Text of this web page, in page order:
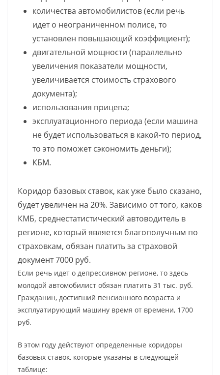
количества автомобилистов (если речь
идет о неограниченном полисе, то
установлен повышающий коэффициент);
двигательной мощности (параллельно
увеличения показатели мощности,
увеличивается стоимость страхового
документа);
использования прицепа;
эксплуатационного периода (если машина
не будет использоваться в какой-то период,
то это поможет сэкономить деньги);
КБМ.
Коридор базовых ставок, как уже было сказано,
будет увеличен на 20%. Зависимо от того, каков
КМБ, среднестатистический автоводитель в
регионе, который является благополучным по
страховкам, обязан платить за страховой
документ 7000 руб.
Если речь идет о депрессивном регионе, то здесь
молодой автомобилист обязан платить 31 тыс. руб.
Гражданин, достигший пенсионного возраста и
эксплуатирующий машину время от времени, 1700
руб.
В этом году действуют определенные коридоры
базовых ставок, которые указаны в следующей
таблице: